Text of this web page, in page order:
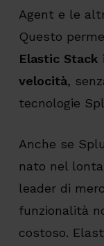
Agent e le
Questo
Elastic Stack
velocità,
tecnologie
Anche se
nato nel
leader di
funzionalità
costoso.